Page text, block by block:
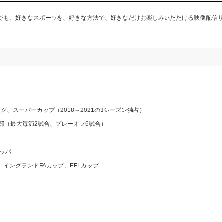
、好きなスポーツを、好きな方法で、好きなだけお楽しみいただける映像配信
スーパーカップ（2018～2021の3シーズン独占）
最大毎節2試合、プレーオフ6試合）
パ
ングランドFAカップ、EFLカップ